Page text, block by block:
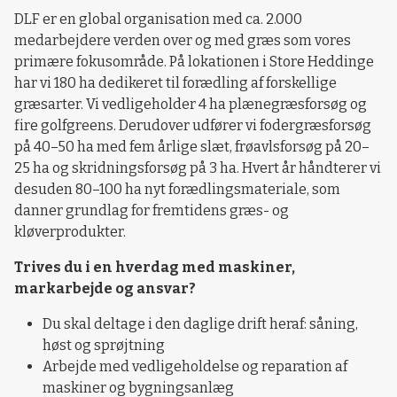
DLF er en global organisation med ca. 2.000
medarbejdere verden over og med græs som vores
primære fokusområde. På lokationen i Store Heddinge
har vi 180 ha dedikeret til forædling af forskellige
græsarter. Vi vedligeholder 4 ha plænegræsforsøg og
fire golfgreens. Derudover udfører vi fodergræsforsøg
på 40–50 ha med fem årlige slæt, frøavlsforsøg på 20–
25 ha og skridningsforsøg på 3 ha. Hvert år håndterer vi
desuden 80–100 ha nyt forædlingsmateriale, som
danner grundlag for fremtidens græs- og
kløverprodukter.
Trives du i en hverdag med maskiner,
markarbejde og ansvar?
Du skal deltage i den daglige drift heraf: såning,
høst og sprøjtning
Arbejde med vedligeholdelse og reparation af
maskiner og bygningsanlæg